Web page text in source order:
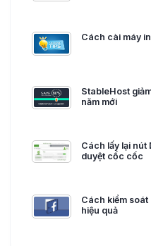
Cách cài máy
StableHost
năm mới
Cách lấy lại
duyệt cốc cốc
Cách kiểm
hiệu quả